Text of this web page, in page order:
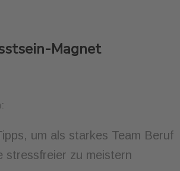
Magnet
um als starkes Team Beruf
stressfreier zu meistern